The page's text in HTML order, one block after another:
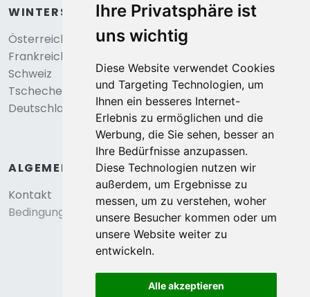
Ihre Privatsphäre ist
uns wichtig
Diese Website verwendet Cookies
und Targeting Technologien, um
Ihnen ein besseres Internet-
Erlebnis zu ermöglichen und die
Werbung, die Sie sehen, besser an
Ihre Bedürfnisse anzupassen.
Diese Technologien nutzen wir
außerdem, um Ergebnisse zu
messen, um zu verstehen, woher
unsere Besucher kommen oder um
unsere Website weiter zu
entwickeln.
Alle akzeptieren
WINTERSPORT
Österreich
Frankreich
Schweiz
Tschechei
Deutschland
ALGEMEIN
Kontakt
Bedingungen und konditionen